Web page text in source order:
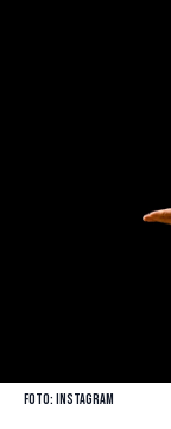
Foto: Instagram